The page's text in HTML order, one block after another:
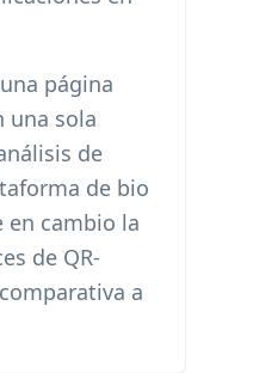
página
una sola
de
de bio
en cambio la
de QR-
a